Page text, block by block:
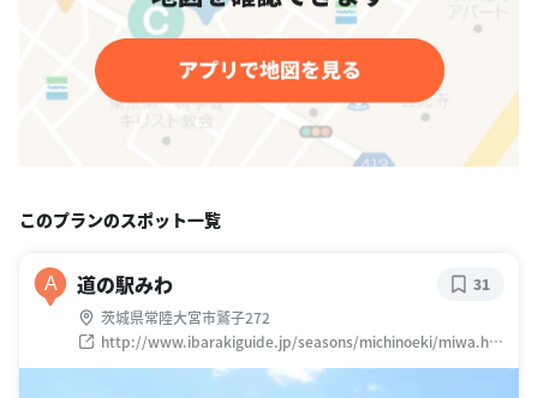
このプランのスポット一覧
A 道の駅みわ
茨城県常陸大宮市鷲子272
http://www.ibarakiguide.jp/seasons/michinoeki/miwa.ht
ml
31